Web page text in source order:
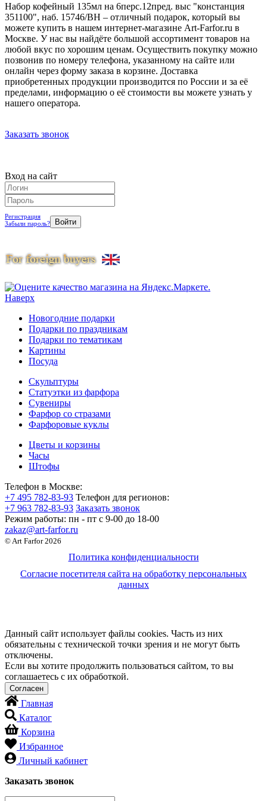
Набор кофейный 135мл на 6перс.12пред. выс "констанция
351100", наб. 15746/BH – отличный подарок, который вы
можете купить в нашем интернет-магазине Art-Farfor.ru в
Москве. У нас вы найдёте большой ассортимент товаров на
любой вкус по хорошим ценам. Осуществить покупку можно
позвонив по номеру телефона, указанному на сайте или
онлайн через форму заказа в корзине. Доставка
приобретенных продукции производится по России и за её
пределами, информацию о её стоимости вы можете узнать у
нашего оператора.
Заказать звонок
Вход на сайт
Регистрация
Забыли пароль?
Наверх
Новогодние подарки
Подарки по праздникам
Подарки по тематикам
Картины
Посуда
Скульптуры
Статуэтки из фарфора
Сувениры
Фарфор со стразами
Фарфоровые куклы
Цветы и корзины
Часы
Штофы
Телефон в Москве:
+7 495 782-83-93 Телефон для регионов:
+7 963 782-83-93 Заказать звонок
Режим работы: пн - пт c 9-00 до 18-00
zakaz@art-farfor.ru
© Art Farfor 2026
Политика конфиденциальности
Согласие посетителя сайта на обработку персональных
данных
Данный сайт использует файлы cookies. Часть из них
обязательны с технической точки зрения и не могут быть
отключены.
Если вы хотите продолжить пользоваться сайтом, то вы
соглашаетесь с их обработкой.
Главная
Каталог
Корзина
Избранное
Личный кабинет
Заказать звонок